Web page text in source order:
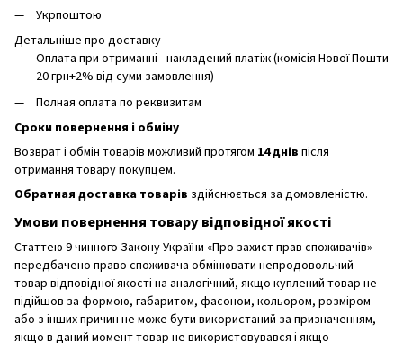
Укрпоштою
Детальніше про доставку
Оплата при отриманні - накладений платіж (комісія Нової Пошти
20 грн+2% від суми замовлення)
Полная оплата по реквизитам
Сроки повернення і обміну
Возврат і обмін товарів можливий протягом 14 днів після
отримання товару покупцем.
Обратная доставка товарів здійснюється за домовленістю.
Умови повернення товару відповідної якості
Статтею 9 чинного Закону України «Про захист прав споживачів»
передбачено право споживача обмінювати непродовольчий
товар відповідної якості на аналогічний, якщо куплений товар не
підійшов за формою, габаритом, фасоном, кольором, розміром
або з інших причин не може бути використаний за призначенням,
якщо в даний момент товар не використовувався і якщо